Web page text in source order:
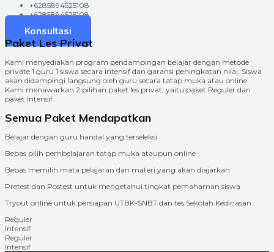
+6285894525108
+6285894525108
Konsultasi
Paket Les Privat
Kami menyediakan program pendampingan belajar dengan metode
private 1 guru 1 siswa secara intensif dan garansi peningkatan nilai. Siswa
akan didampingi langsung oleh guru secara tatap muka atau online.
Kami menawarkan 2 pilihan paket les privat, yaitu paket Reguler dan
paket Intensif
Semua Paket Mendapatkan
Belajar dengan guru handal yang terseleksi
Bebas pilih pembelajaran tatap muka ataupun online
Bebas memilih mata pelajaran dan materi yang akan diajarkan
Pretest dan Postest untuk mengetahui tingkat pemahaman siswa
Tryout online untuk persiapan UTBK-SNBT dan tes Sekolah Kedinasan
Reguler
Intensif
Reguler
Intensif